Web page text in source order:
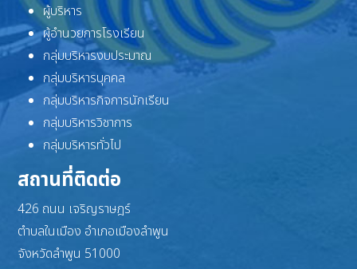
ผู้บริหาร
ผู้อำนวยการโรงเรียน
กลุ่มบริหารงบประมาณ
กลุ่มบริหารบุคคล
กลุ่มบริหารกิจการนักเรียน
กลุ่มบริหารวิชาการ
กลุ่มบริหารทั่วไป
สถานที่ติดต่อ
426 ถนน เจริญราษฎร์
ตำบลในเมือง อำเภอเมืองลำพูน
จังหวัดลำพูน 51000